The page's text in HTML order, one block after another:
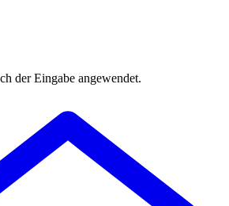
der Eingabe angewendet.